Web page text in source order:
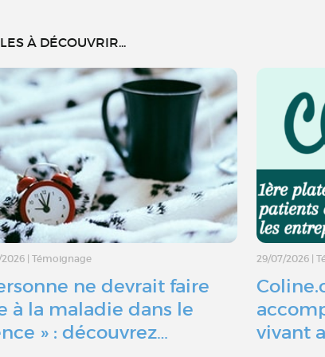
À DÉCOUVRIR...
|Témoignage
ne devrait faire
à la maladie dans le
» : découvrez…
29/07/2026 |
vivant